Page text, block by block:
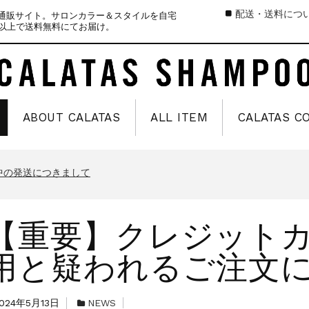
販サイト。サロンカラー＆スタイルを自宅
で送料無料にてお届け。
ABOUT CALATAS ALL ITEM CALATAS
配送・送料につ
商品発送とカスタマーセンター休業のお知らせ
発送につきまして
商品発送とカスタマーセンター休業のお知らせ
お知らせ
発送につきまして
知らせ
重要】クレジット
と疑われるご注文
年5月13日 NEWS